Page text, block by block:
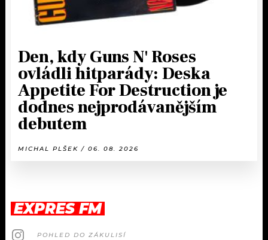
Den, kdy Guns N' Roses
ovládli hitparády: Deska
Appetite For Destruction je
dodnes nejprodávanějším
debutem
MICHAL PLŠEK / 06. 08. 2026
EXPRES FM
POHLED DO ZÁKULISÍ